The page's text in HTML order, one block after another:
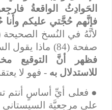
الحَوادِثُ الواقعةُ
فإنَّهم حُجَّتي عليكم وأنا
لأنَّهُ في النُسخ الصحيحة
صفحة (84) ماذا يقول السيستاني عن هذا التوقيع؟:
فظهر أنَّ التوقيع
للاستدلال به- فهو لا
●فعلى أيِّ أساسٍ أنتم
على مرجعيَّة السيستاني